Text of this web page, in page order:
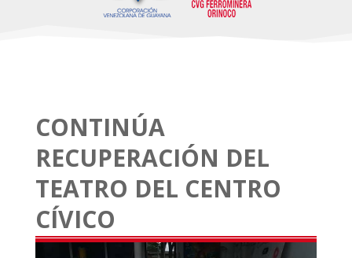
CONTINÚA
RECUPERACIÓN DEL
TEATRO DEL CENTRO
CÍVICO